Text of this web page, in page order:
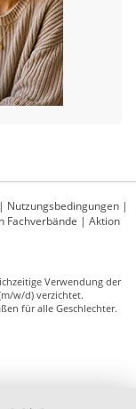
| Nutzungsbedingungen |
Fachverbände | Aktion
Verwendung der
w/d) verzichtet.
für alle Geschlechter.